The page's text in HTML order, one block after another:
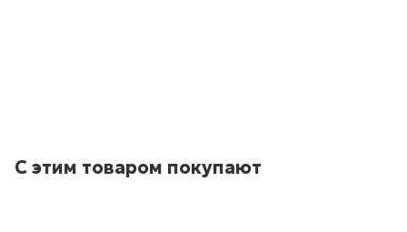
С этим товаром покупают